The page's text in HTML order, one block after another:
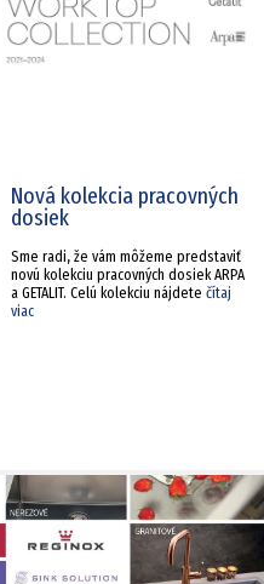
Nová kolekcia pracovných
dosiek
Sme radi, že vám môžeme predstaviť
novú kolekciu pracovných dosiek ARPA
a GETALIT. Celú kolekciu nájdete čítaj
viac